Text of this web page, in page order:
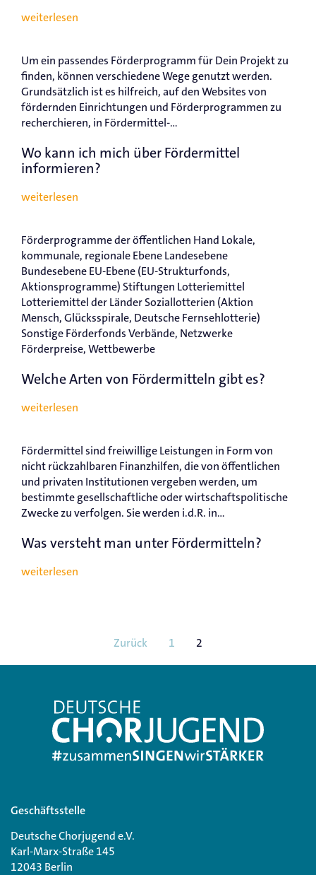
weiterlesen
Wo kann ich mich über Fördermittel
informieren?
Um ein passendes Förderprogramm für Dein Projekt zu
finden, können verschiedene Wege genutzt werden.
Grundsätzlich ist es hilfreich, auf den Websites von
fördernden Einrichtungen und Förderprogrammen zu
recherchieren, in Fördermittel-...
weiterlesen
Welche Arten von Fördermitteln gibt es?
Förderprogramme der öffentlichen Hand Lokale,
kommunale, regionale Ebene Landesebene
Bundesebene EU-Ebene (EU-Strukturfonds,
Aktionsprogramme) Stiftungen Lotteriemittel
Lotteriemittel der Länder Soziallotterien (Aktion
Mensch, Glücksspirale, Deutsche Fernsehlotterie)
Sonstige Förderfonds Verbände, Netzwerke
Förderpreise, Wettbewerbe
weiterlesen
Was versteht man unter Fördermitteln?
Fördermittel sind freiwillige Leistungen in Form von
nicht rückzahlbaren Finanzhilfen, die von öffentlichen
und privaten Institutionen vergeben werden, um
bestimmte gesellschaftliche oder wirtschaftspolitische
Zwecke zu verfolgen. Sie werden i.d.R. in...
weiterlesen
Zurück 1 2
Geschäftsstelle
Deutsche Chorjugend e.V.
Karl-Marx-Straße 145
12043 Berlin